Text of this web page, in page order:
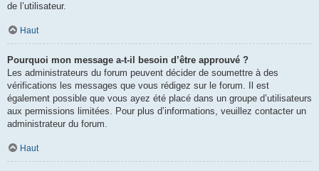
de l’utilisateur.
Haut
Pourquoi mon message a-t-il besoin d’être approuvé ?
Les administrateurs du forum peuvent décider de soumettre à des
vérifications les messages que vous rédigez sur le forum. Il est
également possible que vous ayez été placé dans un groupe d’utilisateurs
aux permissions limitées. Pour plus d’informations, veuillez contacter un
administrateur du forum.
Haut